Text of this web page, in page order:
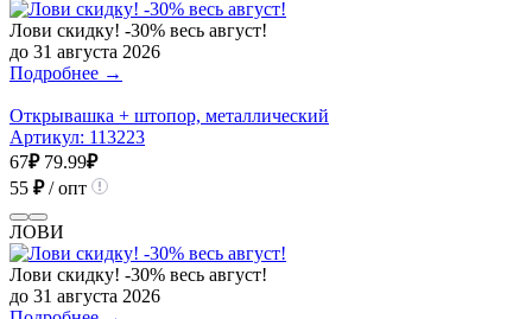
Лови скидку! -30% весь август!
до 31 августа 2026
Подробнее →
Открывашка + штопор, металлический
Артикул: 113223
67₽ 79.99₽
55 ₽/ опт
ЛОВИ
Лови скидку! -30% весь август!
до 31 августа 2026